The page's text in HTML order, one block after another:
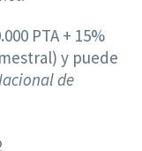
PTA + 15%
y puede
de